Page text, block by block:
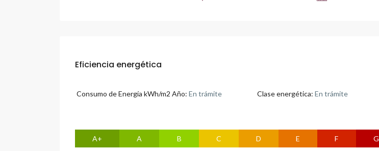
Eficiencia energética
Consumo de Energía kWh/m2 Año: En trámite Clase energética: En trámite
A+ A B C D E F G